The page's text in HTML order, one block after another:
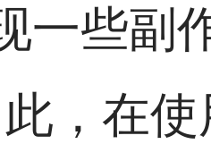
一些副
，在